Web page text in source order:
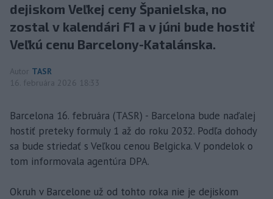
dejiskom Veľkej ceny Španielska, no
zostal v kalendári F1 a v júni bude hostiť
Veľkú cenu Barcelony-Katalánska.
Autor TASR
16. februára 2026 18:33
Barcelona 16. februára (TASR) - Barcelona bude naďalej
hostiť preteky formuly 1 až do roku 2032. Podľa dohody
sa bude striedať s Veľkou cenou Belgicka. V pondelok o
tom informovala agentúra DPA.
Okruh v Barcelone už od tohto roka nie je dejiskom